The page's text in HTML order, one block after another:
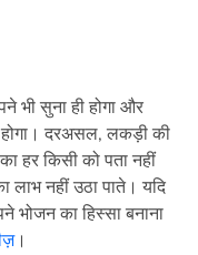
भी सुना ही होगा और
होगा। दरअसल, लकड़ी की
हर किसी को पता नहीं
लाभ नहीं उठा पाते। यदि
भोजन का हिस्सा बनाना
।